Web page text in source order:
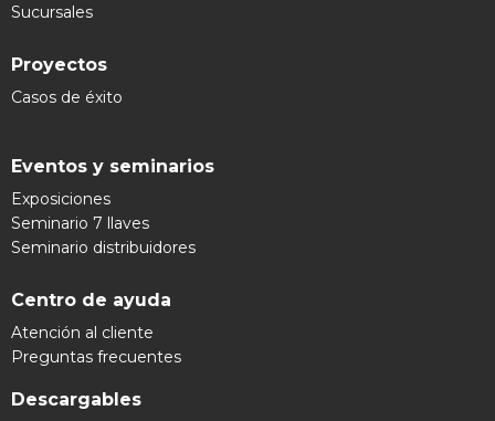
Sucursales
Proyectos
Casos de éxito
Eventos y seminarios
Exposiciones
Seminario 7 llaves
Seminario distribuidores
Centro de ayuda
Atención al cliente
Preguntas frecuentes
Descargables